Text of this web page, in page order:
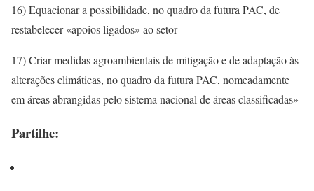
16) Equacionar a possibilidade, no quadro da futura PAC, de
restabelecer «apoios ligados» ao setor
17) Criar medidas agroambientais de mitigação e de adaptação às
alterações climáticas, no quadro da futura PAC, nomeadamente
em áreas abrangidas pelo sistema nacional de áreas classificadas»
Partilhe: